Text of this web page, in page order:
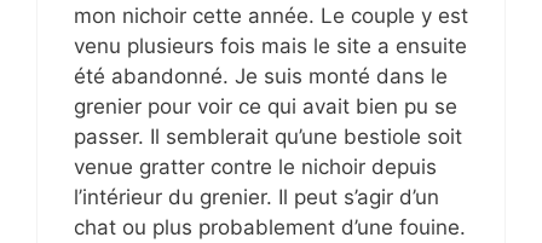
mon nichoir cette année. Le couple y est
venu plusieurs fois mais le site a ensuite
été abandonné. Je suis monté dans le
grenier pour voir ce qui avait bien pu se
passer. Il semblerait qu’une bestiole soit
venue gratter contre le nichoir depuis
l’intérieur du grenier. Il peut s’agir d’un
chat ou plus probablement d’une fouine.